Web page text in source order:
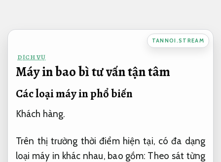
nội
TANNOI.STREAM
DỊCH VỤ
Máy in bao bì tư vấn tận tâm
Các loại máy in phổ biến
Khách hàng.
Trên thị trường thời điểm hiện tại, có đa dạng
loại máy in khác nhau, bao gồm: Theo sát từng